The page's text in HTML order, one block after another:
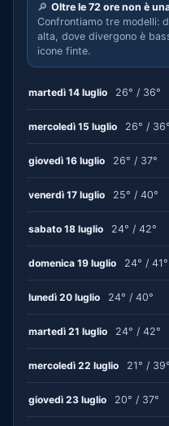
🔎 Oltre le 72 ore non è
Confrontiamo tre modelli:
alta, dove divergono è
icone finte.
martedì 14 luglio 26° / 36°
mercoledì 15 luglio 26° / 36°
giovedì 16 luglio 26° / 37°
venerdì 17 luglio 25° / 40°
sabato 18 luglio 24° / 42°
domenica 19 luglio 24° / 41°
lunedì 20 luglio 24° / 40°
martedì 21 luglio 24° / 42°
mercoledì 22 luglio 21° / 39°
giovedì 23 luglio 20° / 37°